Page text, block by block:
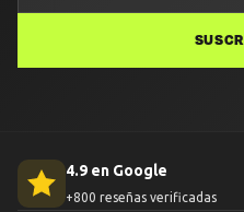
4.9 en Google
+800 reseñas verificadas